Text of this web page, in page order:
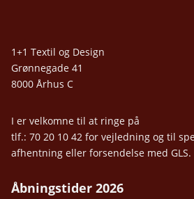
1+1 Textil og Design
Grønnegade 41
8000 Århus C
I er velkomne til at ringe på
tlf.: 70 20 10 42 for vejledning og til
afhentning eller forsendelse med GLS.
Åbningstider 2026